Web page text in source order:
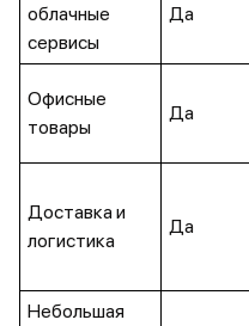
облачные
сервисы
Да
Офисные
товары
Да
Доставка и
логистика
Да
Небольшая